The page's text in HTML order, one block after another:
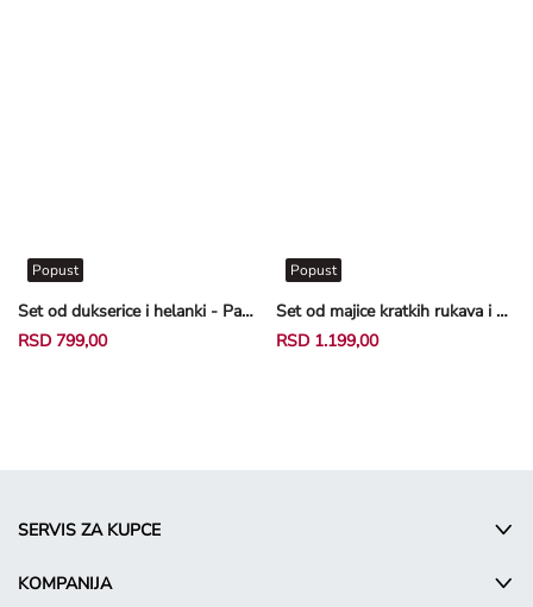
Set od dukserice i helanki - Patrolne šape - svetloplava
Popust
RSD 799,00
Set od majice kratkih rukava i pantalona - Miki Maus - tamnosiva
Popust
RSD 1.199,00
SERVIS ZA KUPCE
KOMPANIJA